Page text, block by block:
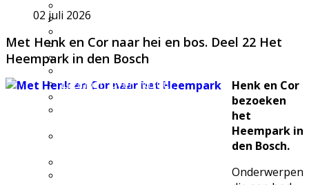
IVN natuurcursussen
Landschapsbeheer
Jeugdnatuurgroep
Lezingen over natuur
02 juli 2026
Met Henk en Cor naar hei en bos. Deel 22 Het
Heempark in den Bosch
Henk en Cor
bezoeken
het
Heempark in
den Bosch.
Onderwerpen